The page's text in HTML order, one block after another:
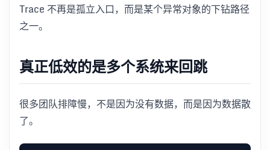
Trace 不再是孤立入口，而是某个异常对象的下钻路径
之一。
真正低效的是多个系统来回跳
很多团队排障慢，不是因为没有数据，而是因为数据散
了。